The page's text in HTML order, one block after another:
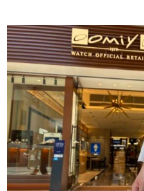
NORQAIN
OSSO ITALY
G-SHOCK
SEIKO
取扱い終了